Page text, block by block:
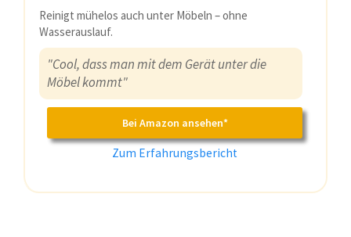
Reinigt mühelos auch unter Möbeln – ohne
Wasserauslauf.
"Cool, dass man mit dem Gerät unter die
Möbel kommt"
Bei Amazon ansehen*
Zum Erfahrungsbericht